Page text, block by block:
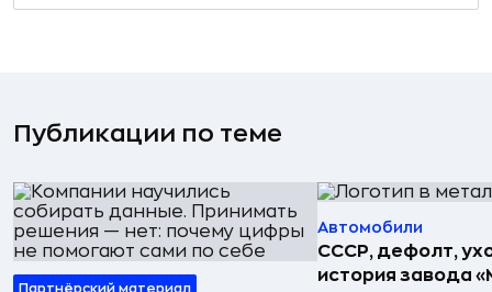
Публикации по теме
Партнёрский материал
Автомобили
СССР, дефолт,
история завода